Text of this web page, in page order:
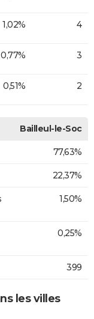
1,02% 4
0,77% 3
0,51% 2
Bailleul-le-Soc
77,63%
22,37%
1,50%
0,25%
399
les villes